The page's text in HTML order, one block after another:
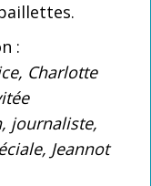
:
Charlotte
journaliste,
Jeannot